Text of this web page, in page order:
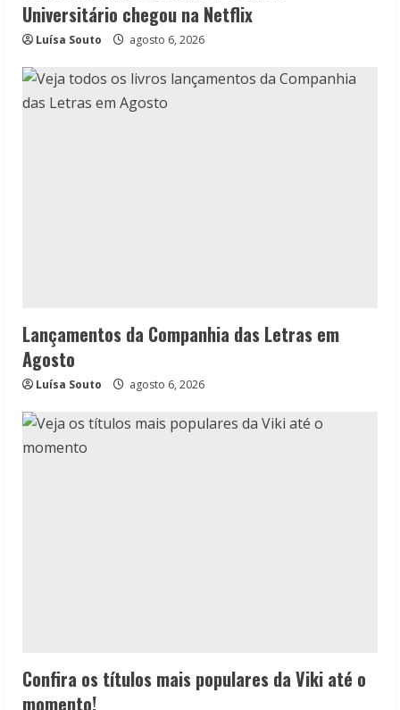
Universitário chegou na Netflix
Luísa Souto agosto 6, 2026
Lançamentos da Companhia das Letras em
Agosto
Luísa Souto agosto 6, 2026
Confira os títulos mais populares da Viki até o
momento!